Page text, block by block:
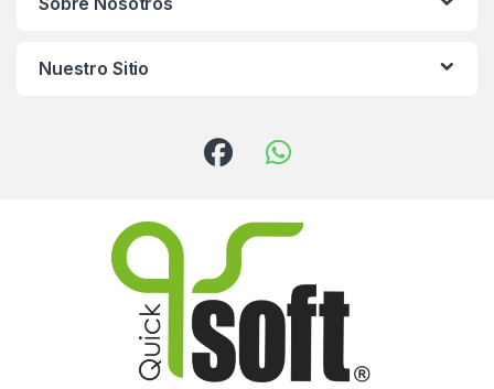
Nuestro Sitio